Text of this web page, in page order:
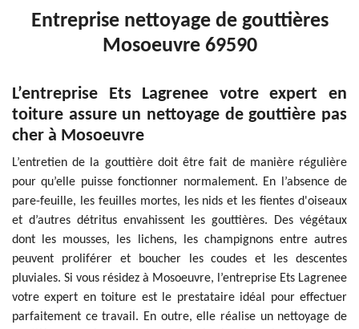
Entreprise nettoyage de gouttières
Mosoeuvre 69590
L’entreprise Ets Lagrenee votre expert en
toiture assure un nettoyage de gouttière pas
cher à Mosoeuvre
L’entretien de la gouttière doit être fait de manière régulière
pour qu’elle puisse fonctionner normalement. En l’absence de
pare-feuille, les feuilles mortes, les nids et les fientes d'oiseaux
et d’autres détritus envahissent les gouttières. Des végétaux
dont les mousses, les lichens, les champignons entre autres
peuvent proliférer et boucher les coudes et les descentes
pluviales. Si vous résidez à Mosoeuvre, l’entreprise Ets Lagrenee
votre expert en toiture est le prestataire idéal pour effectuer
parfaitement ce travail. En outre, elle réalise un nettoyage de